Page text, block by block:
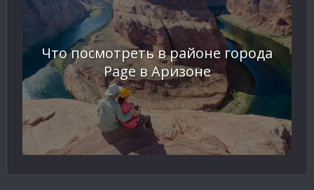
Что посмотреть в районе города
Page в Аризоне